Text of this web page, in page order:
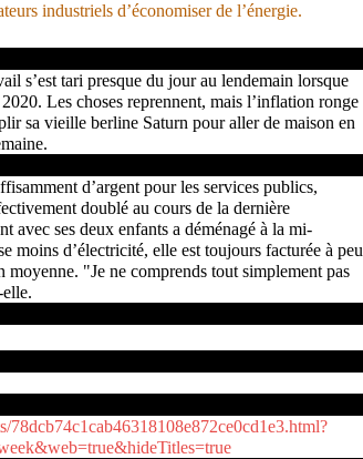
industriels d’économiser de l’énergie.
s’est tari presque du jour au lendemain lorsque
Les choses reprennent, mais l’inflation ronge
sa vieille berline Saturn pour aller de maison en
d’argent pour les services publics,
doublé au cours de la dernière
avec ses deux enfants a déménagé à la mi-
moins d’électricité, elle est toujours facturée à peu
"Je ne comprends tout simplement pas